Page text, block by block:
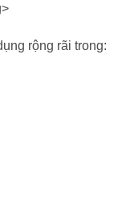
rộng rãi trong: